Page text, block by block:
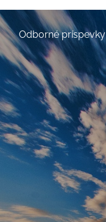
Odborné príspevky